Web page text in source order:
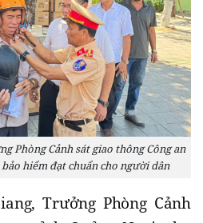
Phòng Cảnh sát giao thông Công an
hiểm đạt chuẩn cho người dân
Trưởng Phòng Cảnh